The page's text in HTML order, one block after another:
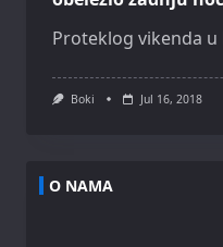
Proteklog vikenda
Boki Jul 16, 2018
O NAMA